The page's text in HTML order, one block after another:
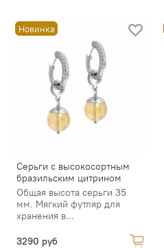
Новинка
Серьги с высокосортным
бразильским цитрином
Общая высота серьги 35
мм. Мягкий футляр для
хранения в...
3290 руб